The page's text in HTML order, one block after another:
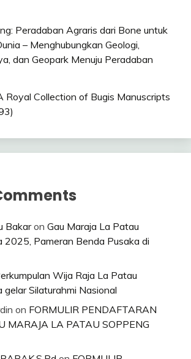
Peradaban Agraris dari Bone untuk
– Menghubungkan Geologi,
dan Geopark Menuju Peradaban
Royal Collection of Bugis Manuscripts
Bakaron Gau Maraja La Patau
2025, Pameran Benda Pusaka di
Wija Raja La Patau
Silaturahmi Nasional
on FORMULIR PENDAFTARAN
MARAJA LA PATAU SOPPENG